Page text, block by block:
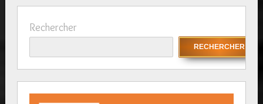
Rechercher
RECHERCHER